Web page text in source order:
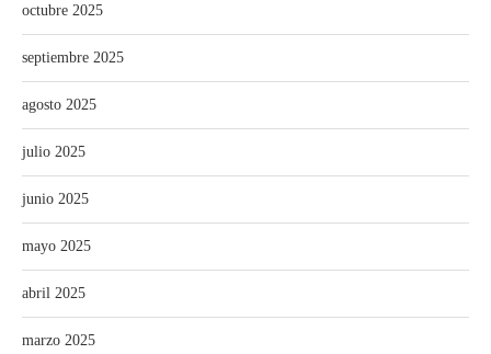
octubre 2025
septiembre 2025
agosto 2025
julio 2025
junio 2025
mayo 2025
abril 2025
marzo 2025